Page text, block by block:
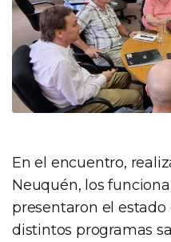
En el encuentro,
Neuquén, los
presentaron el
distintos programas